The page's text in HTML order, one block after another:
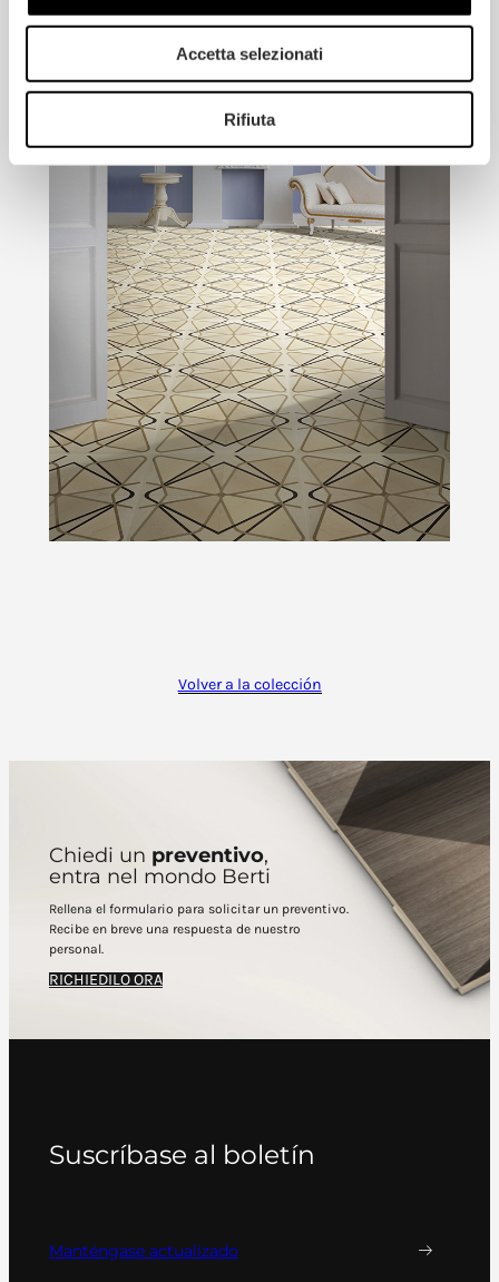
Accetta selezionati
Rifiuta
Volver a la colección
Chiedi un preventivo,
entra nel mondo Berti
Rellena el formulario para solicitar un preventivo.
Recibe en breve una respuesta de nuestro
personal.
RICHIEDILO ORA
Suscríbase al boletín
Manténgase actualizado